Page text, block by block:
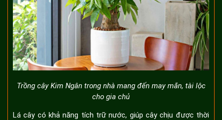
Trồng cây Kim Ngân trong nhà mang đến may mắn, tài lộc
cho gia chủ
Lá cây có khả năng tích trữ nước, giúp cây chịu được thời